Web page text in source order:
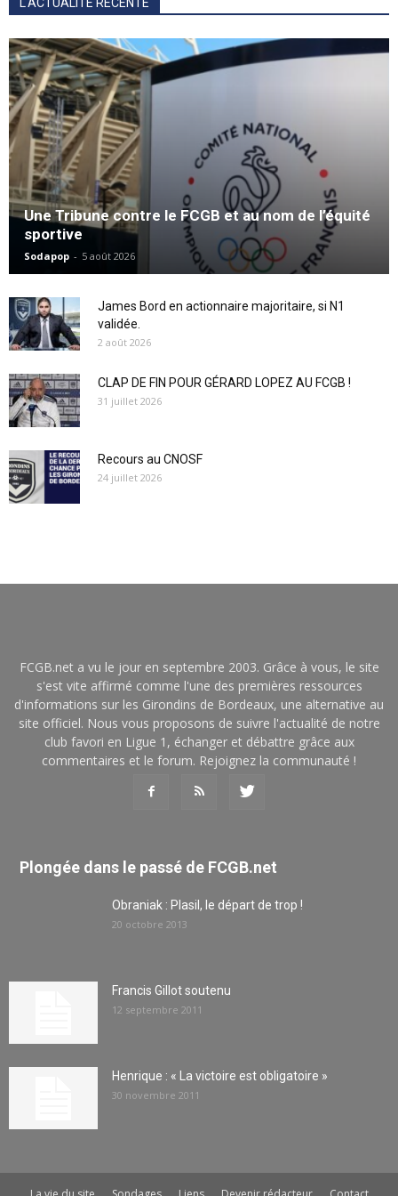
Une Tribune contre le FCGB et au nom de l’équité
sportive
Sodapop - 5 août 2026
James Bord en actionnaire majoritaire, si N1
validée.
2 août 2026
CLAP DE FIN POUR GÉRARD LOPEZ AU FCGB !
31 juillet 2026
Recours au CNOSF
24 juillet 2026
FCGB.net a vu le jour en septembre 2003. Grâce à vous, le site
s'est vite affirmé comme l'une des premières ressources
d'informations sur les Girondins de Bordeaux, une alternative au
site officiel. Nous vous proposons de suivre l'actualité de notre
club favori en Ligue 1, échanger et débattre grâce aux
commentaires et le forum. Rejoignez la communauté !
Plongée dans le passé de FCGB.net
Obraniak : Plasil, le départ de trop !
20 octobre 2013
Francis Gillot soutenu
12 septembre 2011
Henrique : « La victoire est obligatoire »
30 novembre 2011